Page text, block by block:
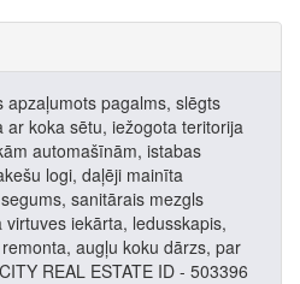
pagalms, slēgts
koka sētu, iežogota teritorija
automašīnām, istabas
logi, daļēji mainīta
sanitārais mezgls
iekārta, ledusskapis,
augļu koku dārzs, par
REAL ESTATE ID - 503396